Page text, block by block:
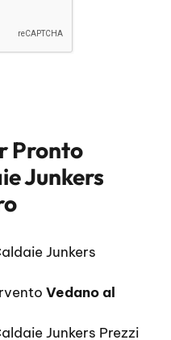
Pronto
Junkers
Junkers
Vedano al
Junkers Prezzi